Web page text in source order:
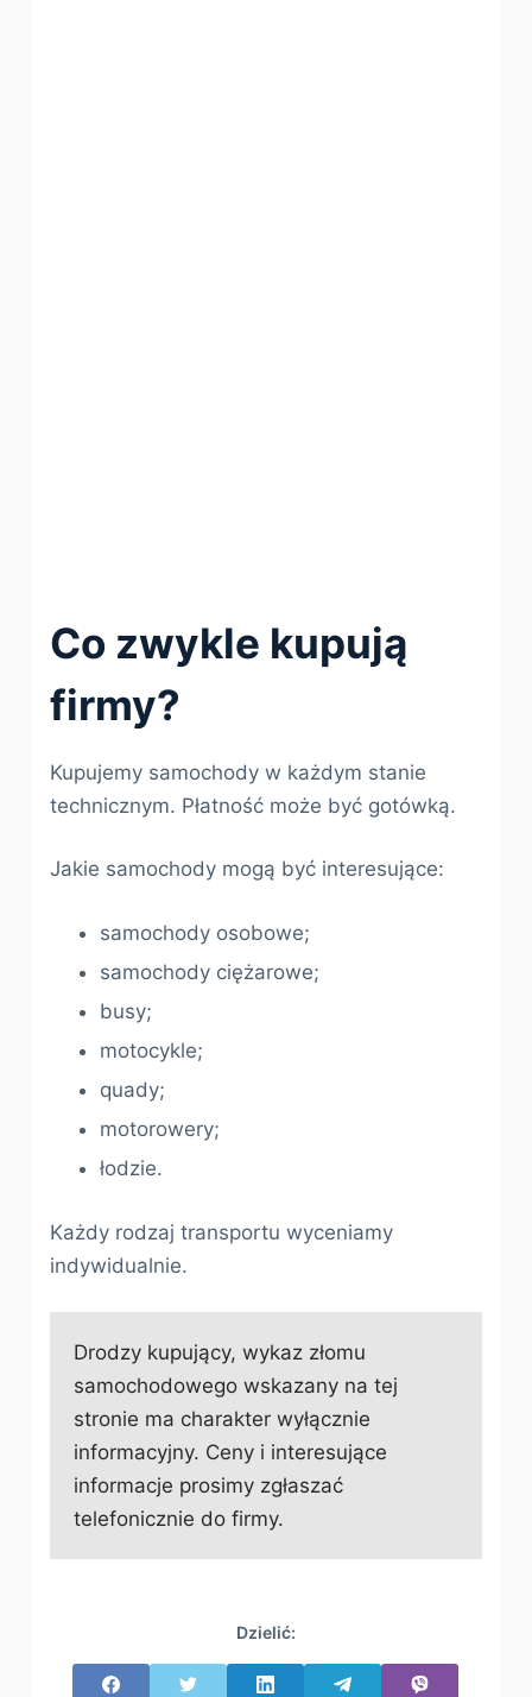
Co zwykle kupują
firmy?
Kupujemy samochody w każdym stanie
technicznym. Płatność może być gotówką.
Jakie samochody mogą być interesujące:
samochody osobowe;
samochody ciężarowe;
busy;
motocykle;
quady;
motorowery;
łodzie.
Każdy rodzaj transportu wyceniamy
indywidualnie.
Drodzy kupujący, wykaz złomu
samochodowego wskazany na tej
stronie ma charakter wyłącznie
informacyjny. Ceny i interesujące
informacje prosimy zgłaszać
telefonicznie do firmy.
Dzielić: